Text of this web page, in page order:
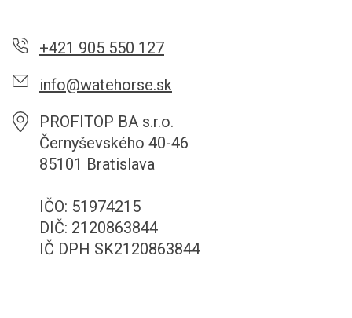
+421 905 550 127
info@watehorse.sk
PROFITOP BA s.r.o.
Černyševského 40-46
85101 Bratislava
IČO: 51974215
DIČ: 2120863844
IČ DPH SK2120863844